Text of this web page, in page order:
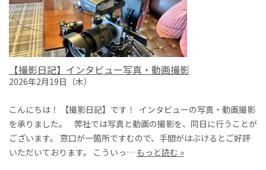
【撮影日記】インタビュー写真・動画撮影
2026年2月19日（木）
こんにちは！ 【撮影日記】です！ インタビューの写真・動画撮影
を承りました。 弊社では写真と動画の撮影を、同日に行うことが
ございます。 窓口が一箇所ですむので、手間がはぶけるとご好評
いただいております。 こういっ… もっと読む »